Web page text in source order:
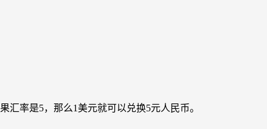
率是5，那么1美元就可以兑换5元人民币。